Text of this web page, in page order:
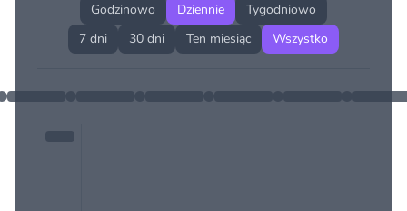
Godzinowo Dziennie
Tygodniowo
7 dni
30 dni Ten miesiąc Wszystko